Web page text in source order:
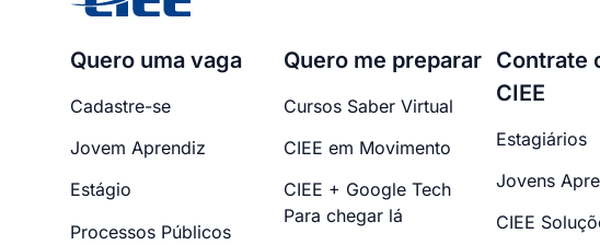
Quero uma vaga
Cadastre-se
Jovem Aprendiz
Estágio
Processos Públicos
Quero me preparar
Cursos Saber Virtual
CIEE em Movimento
CIEE + Google Tech
Para chegar lá
Contrate
CIEE
Estagiários
Jovens
CIEE